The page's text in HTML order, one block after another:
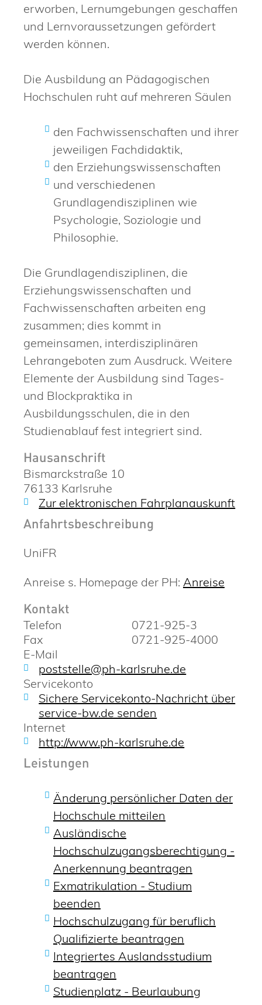
erworben, Lernumgebungen geschaffen
und Lernvoraussetzungen gefördert
werden können.
Die Ausbildung an Pädagogischen
Hochschulen ruht auf mehreren Säulen
den Fachwissenschaften und ihrer
jeweiligen Fachdidaktik,
den Erziehungswissenschaften
und verschiedenen
Grundlagendisziplinen wie
Psychologie, Soziologie und
Philosophie.
Die Grundlagendisziplinen, die
Erziehungswissenschaften und
Fachwissenschaften arbeiten eng
zusammen; dies kommt in
gemeinsamen, interdisziplinären
Lehrangeboten zum Ausdruck. Weitere
Elemente der Ausbildung sind Tages-
und Blockpraktika in
Ausbildungsschulen, die in den
Studienablauf fest integriert sind.
Hausanschrift
Bismarckstraße 10
76133 Karlsruhe
Zur elektronischen Fahrplanauskunft
Anfahrtsbeschreibung
UniFR
Anreise s. Homepage der PH: Anreise
Kontakt
Telefon
0721-925-3
Fax
0721-925-4000
E-Mail
poststelle@ph-karlsruhe.de
Servicekonto
Sichere Servicekonto-Nachricht über
service-bw.de senden
Internet
http://www.ph-karlsruhe.de
Leistungen
Änderung persönlicher Daten der
Hochschule mitteilen
Ausländische
Hochschulzugangsberechtigung -
Anerkennung beantragen
Exmatrikulation - Studium
beenden
Hochschulzugang für beruflich
Qualifizierte beantragen
Integriertes Auslandsstudium
beantragen
Studienplatz - Beurlaubung